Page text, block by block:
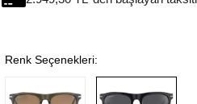
Renk Seçenekleri: